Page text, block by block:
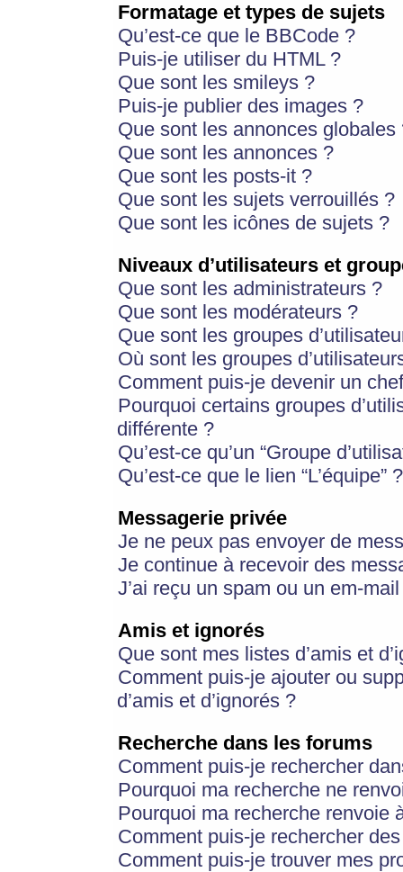
Formatage et types de sujets
Qu’est-ce que le BBCode ?
Puis-je utiliser du HTML ?
Que sont les smileys ?
Puis-je publier des images ?
Que sont les annonces globales
Que sont les annonces ?
Que sont les posts-it ?
Que sont les sujets verrouillés ?
Que sont les icônes de sujets ?
Niveaux d’utilisateurs et
Que sont les administrateurs ?
Que sont les modérateurs ?
Que sont les groupes
Où sont les groupes
Comment puis-je devenir un
Pourquoi certains groupes
différente ?
Qu’est-ce qu’un “Groupe
Qu’est-ce que le lien “L’équipe” ?
Messagerie privée
Je ne peux pas envoyer de
Je continue à recevoir des
J’ai reçu un spam ou un em-
Amis et ignorés
Que sont mes listes d’amis et
Comment puis-je ajouter ou
d’amis et d’ignorés ?
Recherche dans les forums
Comment puis-je rechercher
Pourquoi ma recherche ne
Pourquoi ma recherche renvoie
Comment puis-je rechercher
Comment puis-je trouver mes